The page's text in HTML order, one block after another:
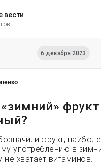
вести
6 декабря 2023
фрукт,
употреблению в
не хватает витаминов.